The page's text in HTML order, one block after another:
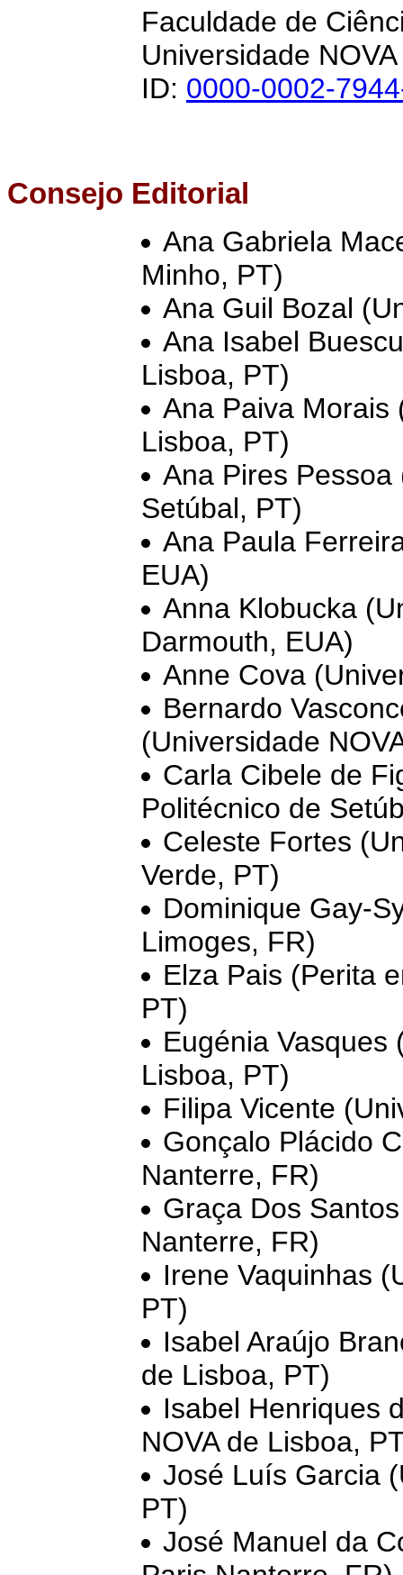
Faculdade de
Universidade
ID: 0000-0002-
Consejo Editorial
Ana Gabriela
Minho, PT)
Ana Guil Bozal
Ana Isabel
Lisboa, PT)
Ana Paiva Morais
Lisboa, PT)
Ana Pires
Setúbal, PT)
Ana Paula
EUA)
Anna Klobucka
Darmouth, EUA)
Anne Cova
Bernardo
(Universidade
Carla Cibele de
Politécnico de
Celeste Fortes
Verde, PT)
Dominique Gay-
Limoges, FR)
Elza Pais (Perita
PT)
Eugénia Vasques
Lisboa, PT)
Filipa Vicente
Gonçalo Plácido
Nanterre, FR)
Graça Dos
Nanterre, FR)
Irene Vaquinhas
PT)
Isabel Araújo
de Lisboa, PT)
Isabel Henriques
NOVA de Lisboa,
José Luís Garcia
PT)
José Manuel da